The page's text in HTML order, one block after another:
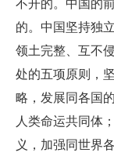
不开的。中国的
的。中国坚持独
领土完整、互不
处的五项原则，
略，发展同各国
人类命运共同体
义，加强同世界